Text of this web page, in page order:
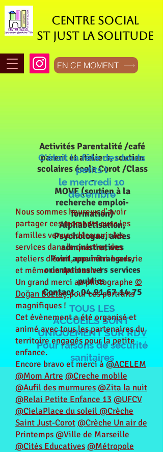
CENTRE SOCIAL
ST JUST LA SOLITUDE
EN CE MOMENT
Activités Parentalité /café
parent et ateliers, soutien
scolaires école Corot /Class
-
MOVE (soutien à la
recherche emploi-
formation)
Alphabétisation,
Psychologue, aides
administratives
Point appui étrangers,
orientations vers services
publics
Contact :04.91.67.14.75
TOUS LES
ACCUEILSSONT
UNIQUEMENT SUR RDV
Pour raisons de sécurité
sanitaires
C'était la fête des touts
petits l
le mercredi 10
décembre
Nous sommes heureux d'avoir
partager ces moments avec les
familles venues découvrir les
services dans le quartier, des
ateliers d'éveil, une mini-braderie
et même un spectacle !
Un grand merci au photographe ©
Doğan Boztaşpour ces portraits
magnifiques !
Cet évènement a été organisé et
animé avec tous les partenaires du
territoire engagés pour la petite
enfance.
Encore bravo et merci à@ACELEM
@Mom Artre @Creche mobile
@Aufil des murmures@Zita la nuit
@Relai Petite Enfance 13 @UFCV
@CielaPlace du soleil@Crèche
Saint Just-Corot@Crèche Un air de
Printemps@Ville de Marseille
@Cités Educatives@Métropole